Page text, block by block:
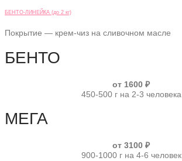
БЕНТО-ЛИНЕЙКА (до 2 кг)
Покрытие — крем-чиз на сливочном масле
БЕНТО
от 1600 ₽
450-500 г на 2-3 человека
МЕГА
от 3100 ₽
900-1000 г на 4-6 человек